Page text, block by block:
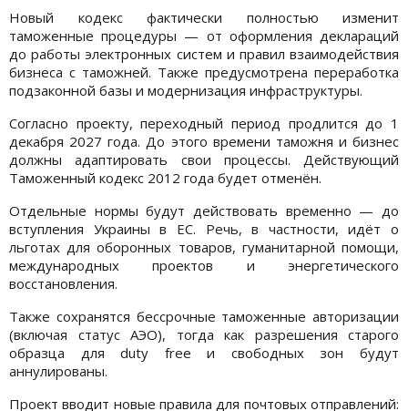
Новый кодекс фактически полностью изменит
таможенные процедуры — от оформления деклараций
до работы электронных систем и правил взаимодействия
бизнеса с таможней. Также предусмотрена переработка
подзаконной базы и модернизация инфраструктуры.
Согласно проекту, переходный период продлится до 1
декабря 2027 года. До этого времени таможня и бизнес
должны адаптировать свои процессы. Действующий
Таможенный кодекс 2012 года будет отменён.
Отдельные нормы будут действовать временно — до
вступления Украины в ЕС. Речь, в частности, идёт о
льготах для оборонных товаров, гуманитарной помощи,
международных проектов и энергетического
восстановления.
Также сохранятся бессрочные таможенные авторизации
(включая статус АЭО), тогда как разрешения старого
образца для duty free и свободных зон будут
аннулированы.
Проект вводит новые правила для почтовых отправлений: